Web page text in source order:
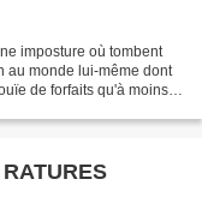
imposture où tombent
au monde lui-même dont
de forfaits qu'à moins